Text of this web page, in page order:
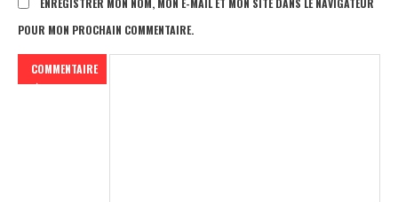
POUR MON PROCHAIN COMMENTAIRE.
COMMENTAIRE